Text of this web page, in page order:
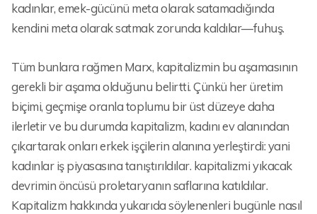
kadınlar, emek-gücünü meta olarak satamadığında
kendini meta olarak satmak zorunda kaldılar—fuhuş.
Tüm bunlara rağmen Marx, kapitalizmin bu aşamasının
gerekli bir aşama olduğunu belirtti. Çünkü her üretim
biçimi, geçmişe oranla toplumu bir üst düzeye daha
ilerletir ve bu durumda kapitalizm, kadını ev alanından
çıkartarak onları erkek işçilerin alanına yerleştirdi: yani
kadınlar iş piyasasına tanıştırıldılar. kapitalizmi yıkacak
devrimin öncüsü proletaryanın saflarına katıldılar.
Kapitalizm hakkında yukarıda söylenenleri bugünle nasıl